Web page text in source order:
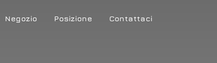
Negozio Posizione Contattaci